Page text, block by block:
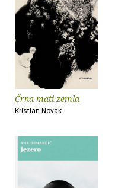
Črna mati zemla
Kristian Novak